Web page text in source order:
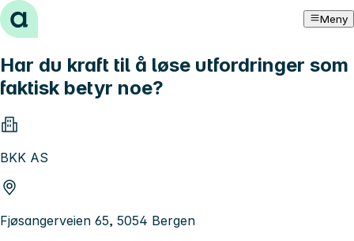
Hopp til innhold Meny
Har du kraft til å løse utfordringer som
faktisk betyr noe?
BKK AS
Fjøsangerveien 65, 5054 Bergen